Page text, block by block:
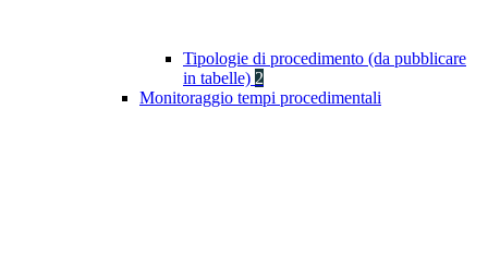
Tipologie di procedimento (da pubblicare
in tabelle) 2
Monitoraggio tempi procedimentali